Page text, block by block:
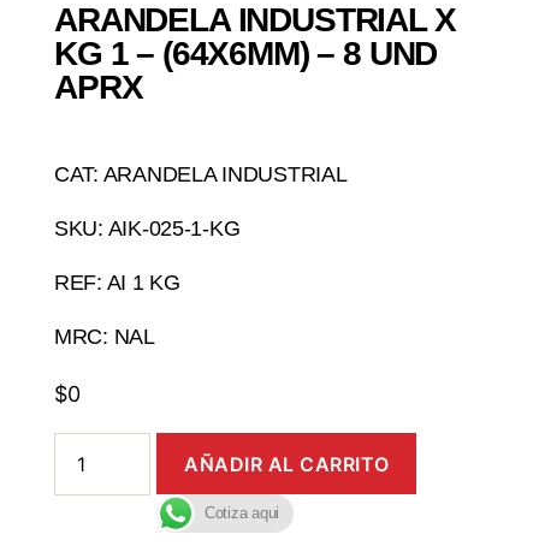
ARANDELA INDUSTRIAL X
KG 1 – (64X6MM) – 8 UND
APRX
CAT: ARANDELA INDUSTRIAL
SKU: AIK-025-1-KG
REF: AI 1 KG
MRC: NAL
$0
AÑADIR AL CARRITO
Cotiza aqui